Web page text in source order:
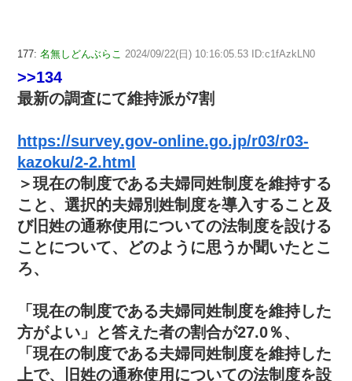
177: 名無しどんぶらこ 2024/09/22(日) 10:16:05.53 ID:c1fAzkLN0
>>134
最新の調査にて維持派が7割
https://survey.gov-online.go.jp/r03/r03-
kazoku/2-2.html
＞現在の制度である夫婦同姓制度を維持する
こと、選択的夫婦別姓制度を導入すること及
び旧姓の通称使用についての法制度を設ける
ことについて、どのように思うか聞いたとこ
ろ、
「現在の制度である夫婦同姓制度を維持した
方がよい」と答えた者の割合が27.0％、
「現在の制度である夫婦同姓制度を維持した
上で、旧姓の通称使用についての法制度を設